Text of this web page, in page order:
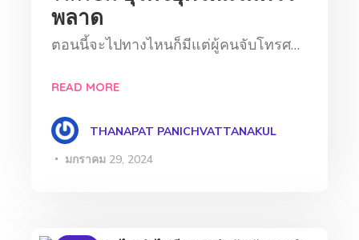
พลาด
ตอนนี้จะไปทางไหนก็มีแต่ผู้คนจับโทรศ…
READ MORE
THANAPAT PANICHVATTANAKUL
มกราคม 29, 2024